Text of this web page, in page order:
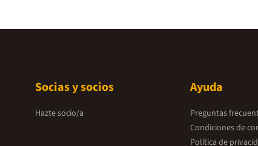
Socias y socios
Hazte socio/a
Ayuda
Preguntas
Condiciones de
Política de